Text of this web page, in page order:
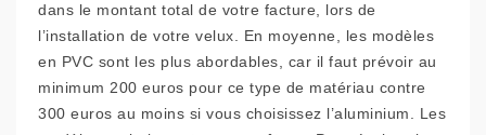
dans le montant total de votre facture, lors de
l’installation de votre velux. En moyenne, les modèles
en PVC sont les plus abordables, car il faut prévoir au
minimum 200 euros pour ce type de matériau contre
300 euros au moins si vous choisissez l’aluminium. Les